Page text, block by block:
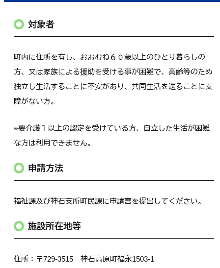
対象者
町内に住所を有し、おおむね６０歳以上のひとり暮らしの
方、又は家族による援助を受ける事が困難で、高齢等のため
独立し生活することに不安があり、共同生活を送ることに支
障がない方。
※要介護１以上の認定を受けている方、自立した生活が困難
な方は利用できません。
申請方法
福祉課及び神石支所町民課に申請書を提出してください。
施設所在地等
住所：〒729-3515 神石高原町福永1503-1